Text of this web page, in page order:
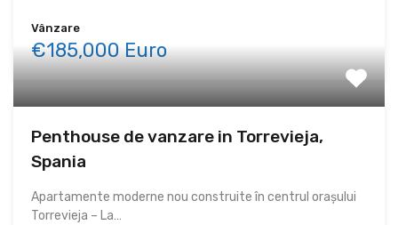
Vânzare
€185,000 Euro
Penthouse de vanzare in Torrevieja,
Spania
Apartamente moderne nou construite în centrul orașului
Torrevieja – La…